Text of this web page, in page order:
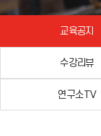
교육공지
수강리뷰
연구소TV